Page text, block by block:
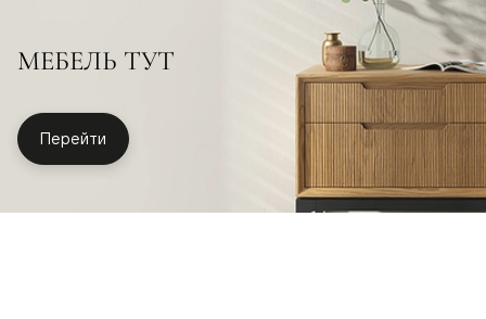
МЕБЕЛЬ ТУТ
Перейти